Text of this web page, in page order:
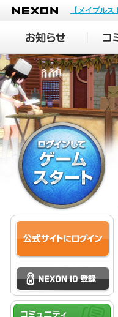
NEXON
【メイプル